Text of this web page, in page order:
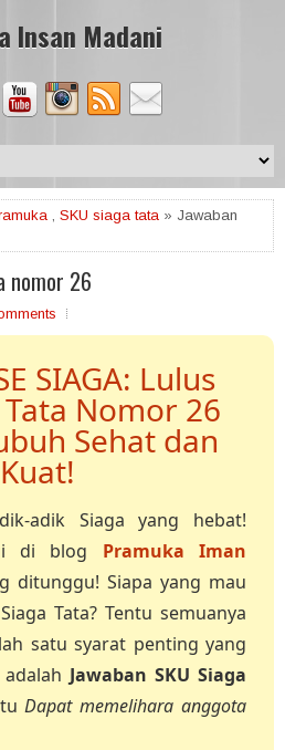
Insan Madani
, SKU siaga tata » Jawaban
nomor 26
SIAGA: Lulus
Tata Nomor 26
Sehat dan
Kuat!
adik Siaga yang hebat!
di blog Pramuka Iman
ditunggu! Siapa yang mau
Tata? Tentu semuanya
satu syarat penting yang
Jawaban SKU Siaga
Dapat memelihara anggota